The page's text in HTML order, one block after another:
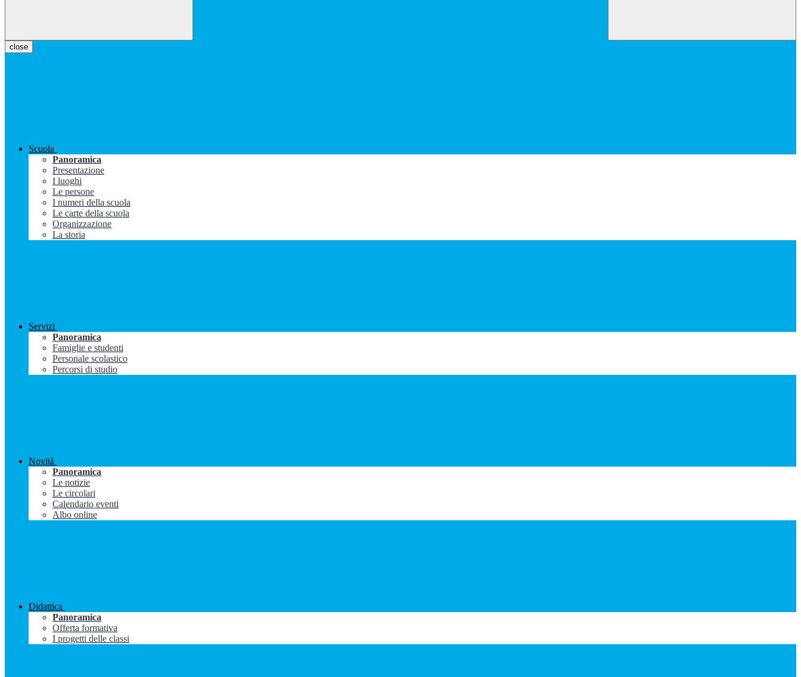
close
Scuola
Panoramica
Presentazione
I luoghi
Le persone
I numeri della scuola
Le carte della scuola
Organizzazione
La storia
Servizi
Panoramica
Famiglie e studenti
Personale scolastico
Percorsi di studio
Novità
Panoramica
Le notizie
Le circolari
Calendario eventi
Albo online
Didattica
Panoramica
Offerta formativa
I progetti delle classi